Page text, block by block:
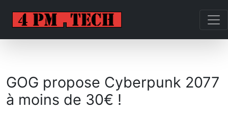
GOG propose Cyberpunk 2077
à moins de 30€ !